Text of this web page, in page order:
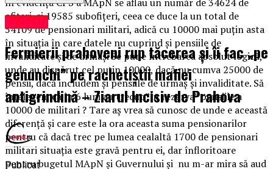
ofițeri și 19585 subofițeri, ceea ce duce la un total de
54109 de pensionari militari, adică cu 10000 mai puțin asta
în situația în care datele nu cuprind și pensiile de
invaliditate și de urmaș. Se pune întrebarea absolut logică,
unde au dispărut cel puțin 10000, dacă nu cumva 25000 de
pensii, dacă includem și pensiile de urmaș și invaliditate. Să
înțelegem că în 6 luni au trecut ”în rezerva” pensiile a
10000 de militari ? Tare aș vrea să cunosc de unde e această
diferență și care este la ora aceasta suma pensionarilor
pentru că dacă trec pe lumea cealaltă 1700 de pensionari
militari situația este gravă pentru ei, dar înfloritoare
pentru bugetul MApN și Guvernului și nu m-ar mira să aud
Exclusiv
Fermierii prahoveni rup tăcerea și îi fac „pe
genunchi” pe rachetiștii mafiei
antigrindină – Ziarul Incisiv de Prahova
Publicat